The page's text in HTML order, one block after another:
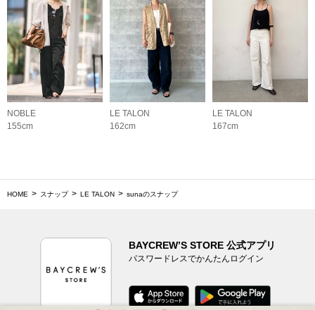
NOBLE
155cm
LE TALON
162cm
LE TALON
167cm
HOME スナップ LE TALON sunaのスナップ
BAYCREW’S STORE 公式アプリ
パスワードレスでかんたんログイン